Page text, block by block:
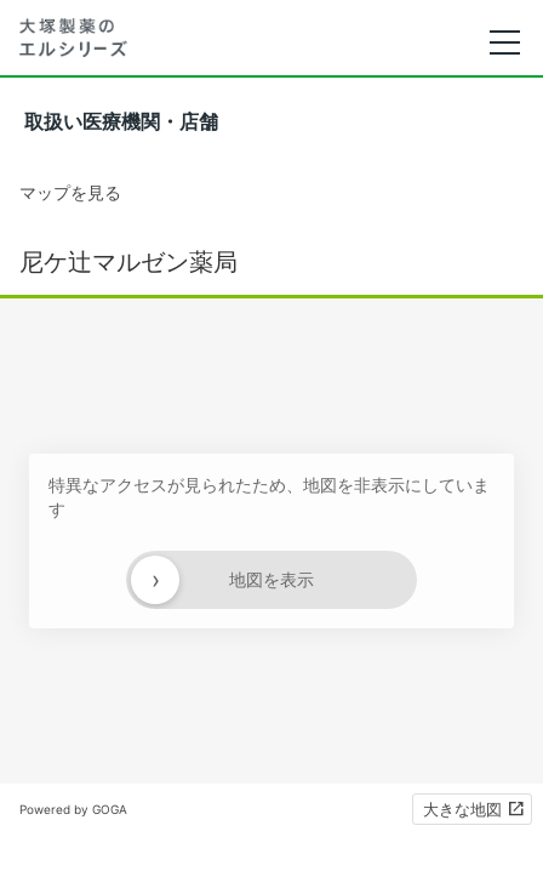
取扱い医療機関・店舗
マップを見る
尼ケ辻マルゼン薬局
特異なアクセスが見られたため、地図を非表示にしていま
す
地図を表示
›
Powered by GOGA 大きな地図